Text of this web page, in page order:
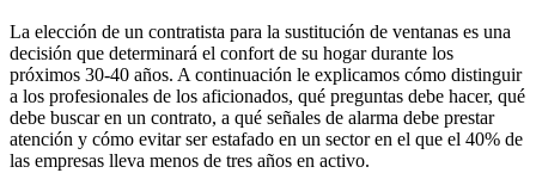
La elección de un contratista para la sustitución de ventanas es una
decisión que determinará el confort de su hogar durante los
próximos 30-40 años. A continuación le explicamos cómo distinguir
a los profesionales de los aficionados, qué preguntas debe hacer, qué
debe buscar en un contrato, a qué señales de alarma debe prestar
atención y cómo evitar ser estafado en un sector en el que el 40% de
las empresas lleva menos de tres años en activo.